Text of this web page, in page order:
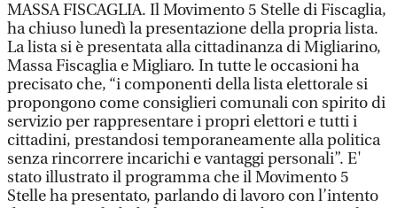
MASSA FISCAGLIA. Il Movimento 5 Stelle di Fiscaglia,
ha chiuso lunedì la presentazione della propria lista.
La lista si è presentata alla cittadinanza di Migliarino,
Massa Fiscaglia e Migliaro. In tutte le occasioni ha
precisato che, “i componenti della lista elettorale si
propongono come consiglieri comunali con spirito di
servizio per rappresentare i propri elettori e tutti i
cittadini, prestandosi temporaneamente alla politica
senza rincorrere incarichi e vantaggi personali”. E'
stato illustrato il programma che il Movimento 5
Stelle ha presentato, parlando di lavoro con l’intento